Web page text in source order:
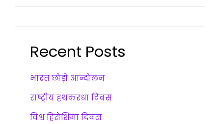
Recent Posts
भारत छोड़ो आन्दोलन
राष्ट्रीय हथकरधा दिवस
विश्व हिरोशिमा दिवस